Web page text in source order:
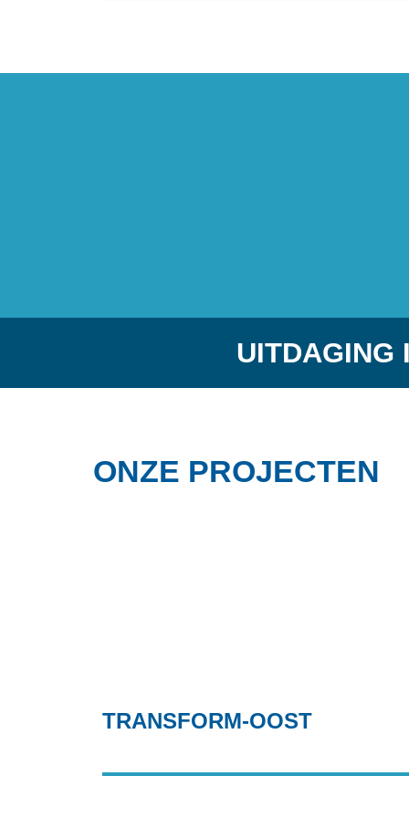
UITDAGING
ONZE PROJECTEN
TRANSFORM-OOST